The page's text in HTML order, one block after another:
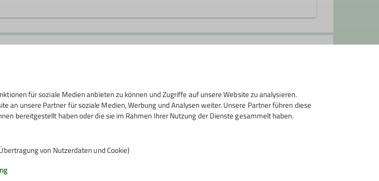
Stresemannstr. 17 in Solingen-Wald
für soziale Medien anbieten zu können und Zugriffe auf unsere Website zu analysieren.
an unsere Partner für soziale Medien, Werbung und Analysen weiter. Unsere Partner führen diese
bereitgestellt haben oder die sie im Rahmen Ihrer Nutzung der Dienste gesammelt haben.
von Nutzerdaten und Cookie)